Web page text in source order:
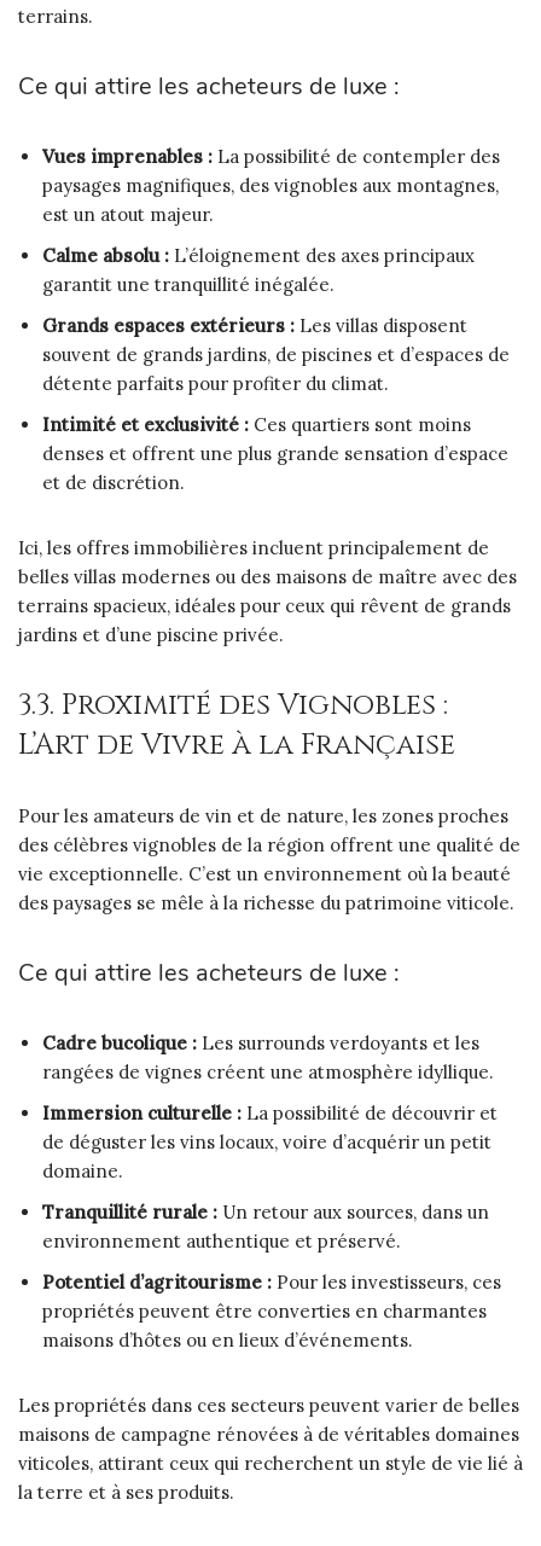
terrains.
Ce qui attire les acheteurs de luxe :
Vues imprenables : La possibilité de contempler des
paysages magnifiques, des vignobles aux montagnes,
est un atout majeur.
Calme absolu : L’éloignement des axes principaux
garantit une tranquillité inégalée.
Grands espaces extérieurs : Les villas disposent
souvent de grands jardins, de piscines et d’espaces de
détente parfaits pour profiter du climat.
Intimité et exclusivité : Ces quartiers sont moins
denses et offrent une plus grande sensation d’espace
et de discrétion.
Ici, les offres immobilières incluent principalement de
belles villas modernes ou des maisons de maître avec des
terrains spacieux, idéales pour ceux qui rêvent de grands
jardins et d’une piscine privée.
3.3. Proximité des Vignobles :
L’Art de Vivre à la Française
Pour les amateurs de vin et de nature, les zones proches
des célèbres vignobles de la région offrent une qualité de
vie exceptionnelle. C’est un environnement où la beauté
des paysages se mêle à la richesse du patrimoine viticole.
Ce qui attire les acheteurs de luxe :
Cadre bucolique : Les surrounds verdoyants et les
rangées de vignes créent une atmosphère idyllique.
Immersion culturelle : La possibilité de découvrir et
de déguster les vins locaux, voire d’acquérir un petit
domaine.
Tranquillité rurale : Un retour aux sources, dans un
environnement authentique et préservé.
Potentiel d’agritourisme : Pour les investisseurs, ces
propriétés peuvent être converties en charmantes
maisons d’hôtes ou en lieux d’événements.
Les propriétés dans ces secteurs peuvent varier de belles
maisons de campagne rénovées à de véritables domaines
viticoles, attirant ceux qui recherchent un style de vie lié à
la terre et à ses produits.